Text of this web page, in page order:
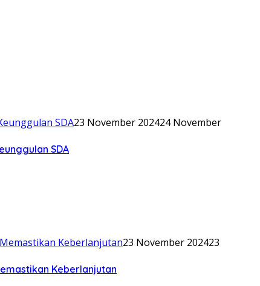
23 November 202424 November
SDA
23 November 202423
Keberlanjutan